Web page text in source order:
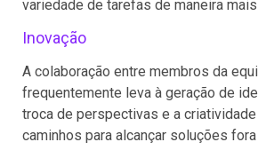
variedade de tarefas de maneira
Inovação
A colaboração entre membros da
frequentemente leva à geração de
troca de perspectivas e a
caminhos para alcançar soluções fora